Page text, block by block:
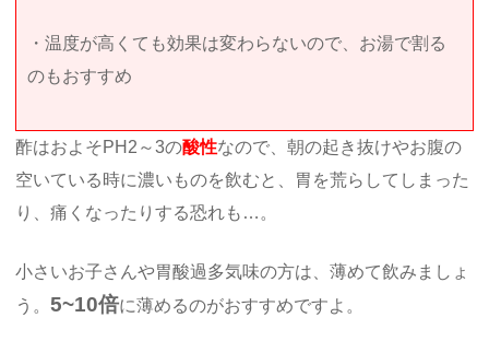
・温度が高くても効果は変わらないので、お湯で割る
のもおすすめ
酢はおよそPH2～3の酸性なので、朝の起き抜けやお腹の
空いている時に濃いものを飲むと、胃を荒らしてしまった
り、痛くなったりする恐れも…。
小さいお子さんや胃酸過多気味の方は、薄めて飲みましょ
う。5~10倍に薄めるのがおすすめですよ。